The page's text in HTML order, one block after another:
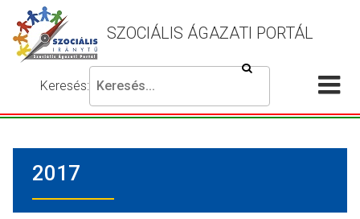
SZOCIÁLIS ÁGAZATI PORTÁL
Keresés:
Írja
be
keresni
kívánt
majd
Keresés
beállítások
2017